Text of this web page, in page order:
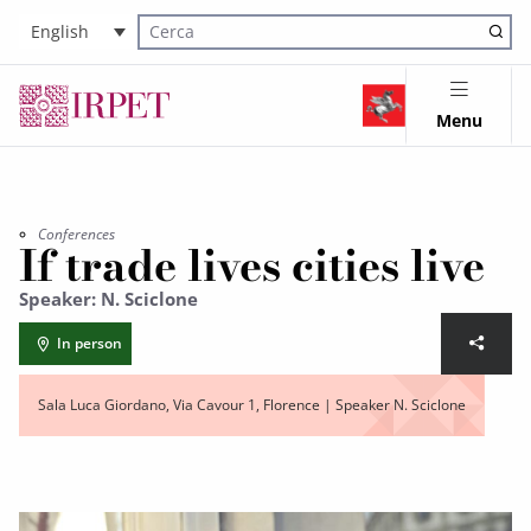
English
Cerca nel sito
Menu
Conferences
If trade lives cities live
Speaker: N. Sciclone
In person
Sala Luca Giordano, Via Cavour 1, Florence | Speaker N. Sciclone